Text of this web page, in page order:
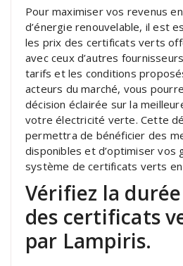
Pour maximiser vos revenus
d’énergie renouvelable, il est
les prix des certificats verts
avec ceux d’autres
tarifs et les conditions
acteurs du marché, vous
décision éclairée sur la
votre électricité verte. Cette
permettra de bénéficier des
disponibles et d’optimiser vos
système de certificats verts en
Vérifiez la
des certificats
par Lampiris.